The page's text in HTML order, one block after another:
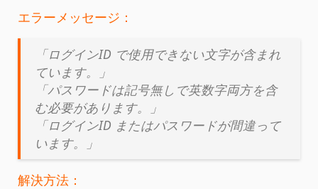
エラーメッセージ：
「ログインID で使用できない文字が含まれ
ています。」
「パスワードは記号無しで英数字両方を含
む必要があります。」
「ログインID またはパスワードが間違って
います。」
解決方法：